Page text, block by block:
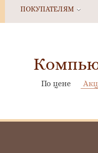
ПОКУПАТЕЛЯМ
По цене